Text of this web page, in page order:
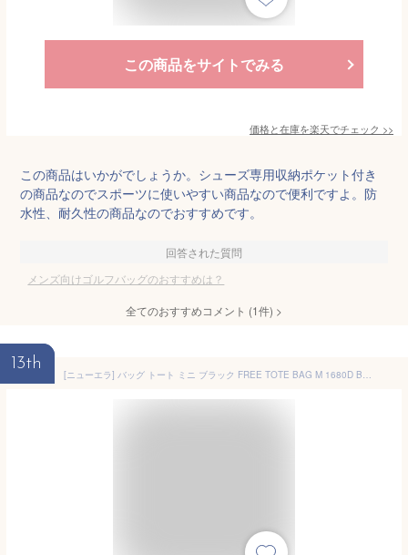
この商品をサイトでみる
価格と在庫を楽天でチェック >>
この商品はいかがでしょうか。シューズ専用収納ポケット付き
の商品なのでスポーツに使いやすい商品なので便利ですよ。防
水性、耐久性の商品なのでおすすめです。
回答された質問
メンズ向けゴルフバッグのおすすめは？
全てのおすすめコメント (1件) >
13th
[ニューエラ] バッグ トート ミニ ブラック FREE TOTE BAG M 1680D BLK 251